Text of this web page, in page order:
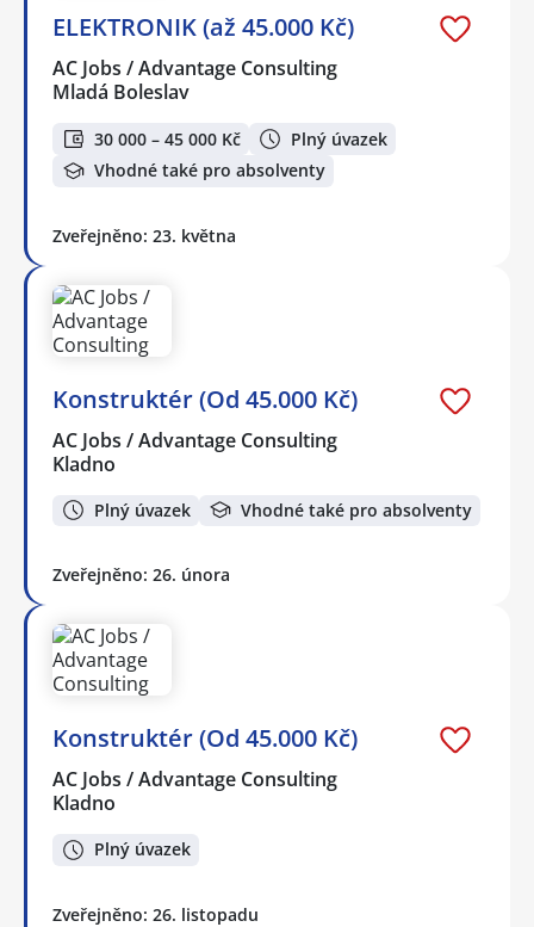
ELEKTRONIK (až 45.000 Kč)
AC Jobs / Advantage Consulting
Mladá Boleslav
30 000 – 45 000 Kč
Plný úvazek
Vhodné také pro absolventy
Zveřejněno: 23. května
Konstruktér (Od 45.000 Kč)
AC Jobs / Advantage Consulting
Kladno
Plný úvazek Vhodné také pro absolventy
Zveřejněno: 26. února
Konstruktér (Od 45.000 Kč)
AC Jobs / Advantage Consulting
Kladno
Plný úvazek
Zveřejněno: 26. listopadu